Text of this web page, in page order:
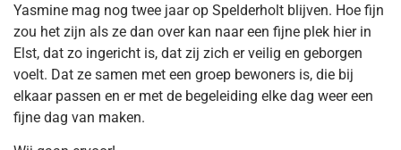
Yasmine mag nog twee jaar op Spelderholt blijven. Hoe fijn
zou het zijn als ze dan over kan naar een fijne plek hier in
Elst, dat zo ingericht is, dat zij zich er veilig en geborgen
voelt. Dat ze samen met een groep bewoners is, die bij
elkaar passen en er met de begeleiding elke dag weer een
fijne dag van maken.